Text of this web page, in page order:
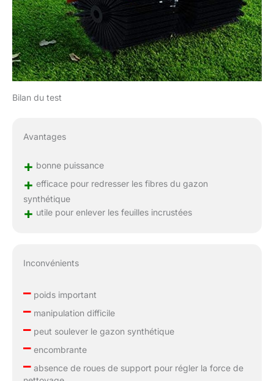
Bilan du test
Avantages
+ bonne puissance
+ efficace pour redresser les fibres du gazon
synthétique
+ utile pour enlever les feuilles incrustées
Inconvénients
–poids important
–manipulation difficile
–peut soulever le gazon synthétique
–encombrante
–absence de roues de support pour régler la force de